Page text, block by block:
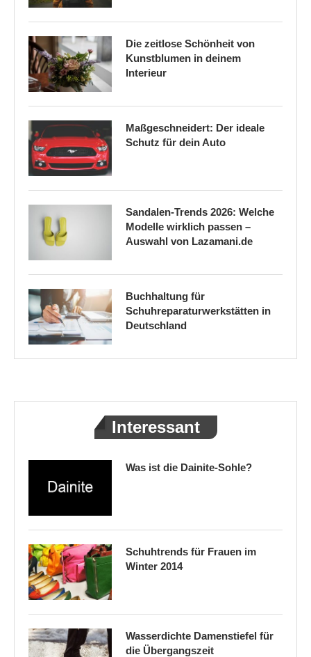
Die zeitlose Schönheit von
Kunstblumen in deinem
Interieur
Maßgeschneidert: Der ideale
Schutz für dein Auto
Sandalen-Trends 2026: Welche
Modelle wirklich passen –
Auswahl von Lazamani.de
Buchhaltung für
Schuhreparaturwerkstätten in
Deutschland
Interessant
Was ist die Dainite-Sohle?
Schuhtrends für Frauen im
Winter 2014
Wasserdichte Damenstiefel für
die Übergangszeit